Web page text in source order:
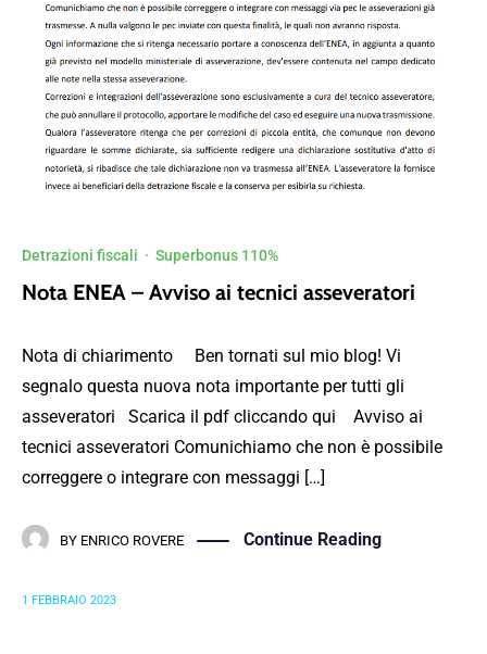
Detrazioni fiscali · Superbonus 110%
Nota ENEA – Avviso ai tecnici asseveratori
Nota di chiarimento Ben tornati sul mio blog! Vi
segnalo questa nuova nota importante per tutti gli
asseveratori Scarica il pdf cliccando qui Avviso ai
tecnici asseveratori Comunichiamo che non è possibile
correggere o integrare con messaggi […]
BY ENRICO ROVERE Continue Reading
1 FEBBRAIO 2023